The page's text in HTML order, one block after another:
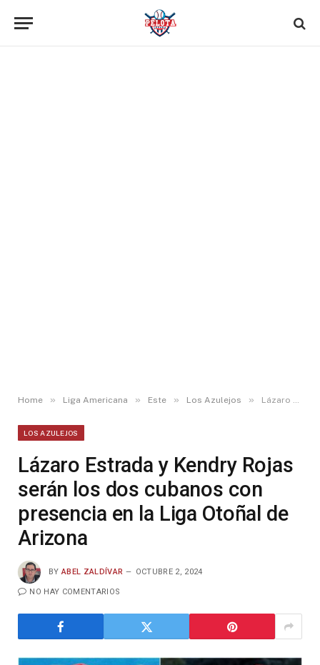
Home » Liga Americana » Este » Los Azulejos » Lázaro Estrada y Kendry Rojas serán los dos cubanos con presencia en la Liga Otoñal de Arizona
LOS AZULEJOS
Lázaro Estrada y Kendry Rojas
serán los dos cubanos con
presencia en la Liga Otoñal de
Arizona
BY ABEL ZALDÍVAR OCTUBRE 2, 2024
NO HAY COMENTARIOS